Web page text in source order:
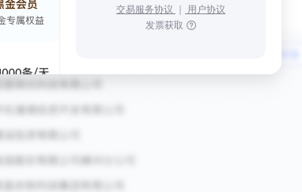
交易服务协议 ｜ 用户协议
发票获取